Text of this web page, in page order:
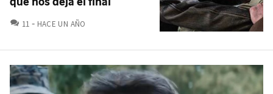
11 COMENTARIOS
HACE UN AÑO